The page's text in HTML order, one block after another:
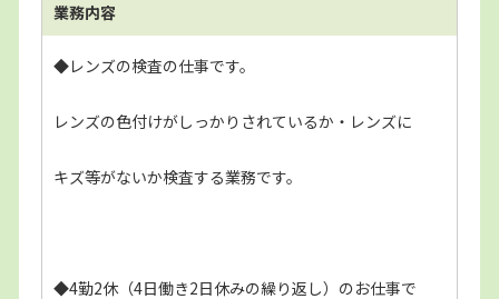
業務内容
◆レンズの検査の仕事です。
レンズの色付けがしっかりされているか・レンズに
キズ等がないか検査する業務です。
◆4勤2休（4日働き2日休みの繰り返し）のお仕事で